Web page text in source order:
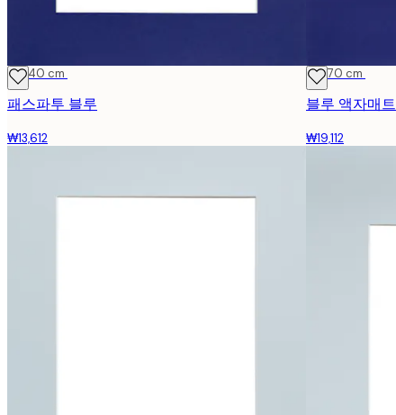
30x40 cm
패스파투 블루
₩13,612
50x70 cm
블루 액자매트
₩19,112